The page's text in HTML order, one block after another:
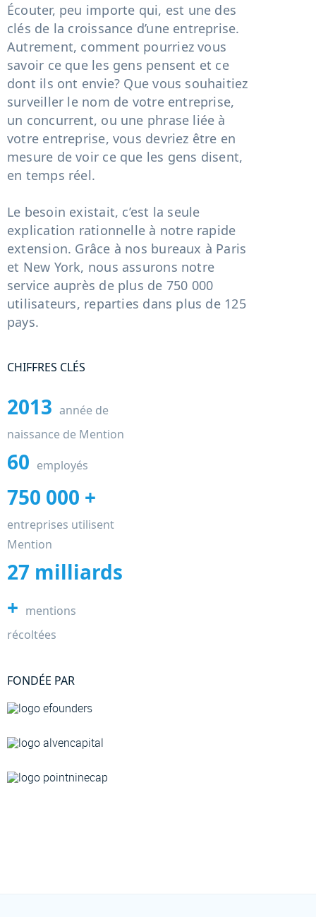
Écouter, peu importe qui, est une des
clés de la croissance d’une entreprise.
Autrement, comment pourriez vous
savoir ce que les gens pensent et ce
dont ils ont envie? Que vous souhaitiez
surveiller le nom de votre entreprise,
un concurrent, ou une phrase liée à
votre entreprise, vous devriez être en
mesure de voir ce que les gens disent,
en temps réel.
Le besoin existait, c’est la seule
explication rationnelle à notre rapide
extension. Grâce à nos bureaux à Paris
et New York, nous assurons notre
service auprès de plus de 750 000
utilisateurs, reparties dans plus de 125
pays.
CHIFFRES CLÉS
2013 année de
naissance de Mention
60 employés
750 000 +
entreprises utilisent
Mention
27 milliards
+ mentions
récoltées
FONDÉE PAR